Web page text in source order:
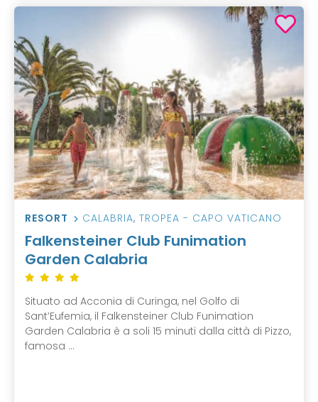
RESORT CALABRIA, TROPEA - CAPO VATICANO
Falkensteiner Club Funimation
Garden Calabria
Situato ad Acconia di Curinga, nel Golfo di
Sant’Eufemia, il Falkensteiner Club Funimation
Garden Calabria è a soli 15 minuti dalla città di Pizzo,
famosa ...